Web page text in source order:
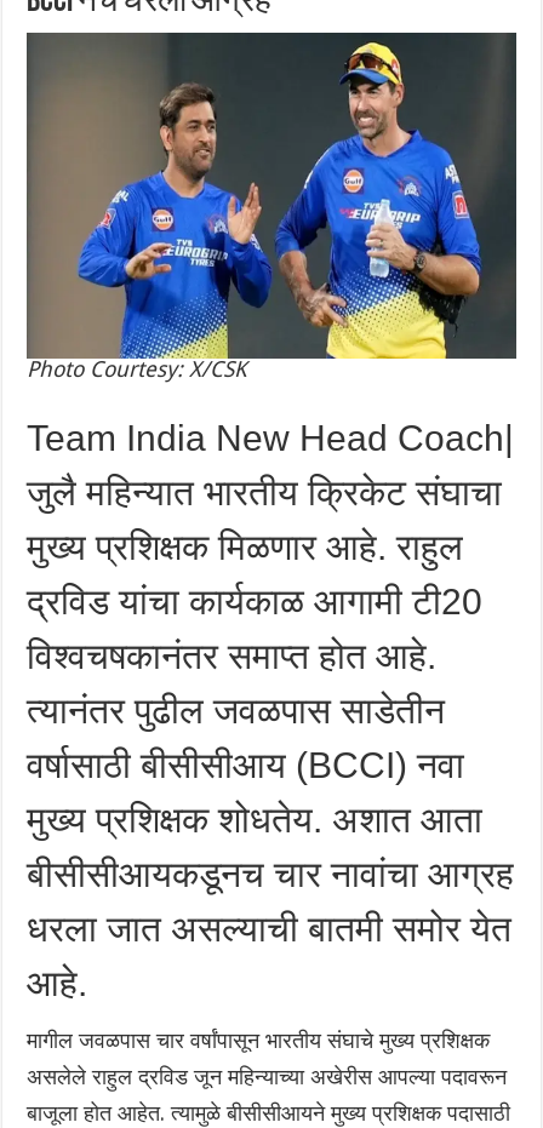
Photo Courtesy: X/CSK
Team India New Head Coach|
जुलै महिन्यात भारतीय क्रिकेट संघाचा
मुख्य प्रशिक्षक मिळणार आहे. राहुल
द्रविड यांचा कार्यकाळ आगामी टी20
विश्वचषकानंतर समाप्त होत आहे.
त्यानंतर पुढील जवळपास साडेतीन
वर्षासाठी बीसीसीआय (BCCI) नवा
मुख्य प्रशिक्षक शोधतेय. अशात आता
बीसीसीआयकडूनच चार नावांचा आग्रह
धरला जात असल्याची बातमी समोर येत
आहे.
मागील जवळपास चार वर्षांपासून भारतीय संघाचे मुख्य प्रशिक्षक
असलेले राहुल द्रविड जून महिन्याच्या अखेरीस आपल्या पदावरून
बाजूला होत आहेत. त्यामुळे बीसीसीआयने मुख्य प्रशिक्षक पदासाठी